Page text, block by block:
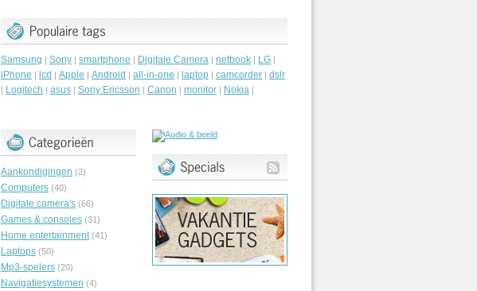
Samsung | Sony | smartphone | Digitale Camera | netbook | LG |
iPhone | lcd | Apple | Android | all-in-one | laptop | camcorder | dslr
| Logitech | asus | Sony Ericsson | Canon | monitor | Nokia |
Aankondigingen (2)
Computers (40)
Digitale camera's (66)
Games & consoles (31)
Home entertainment (41)
Laptops (50)
Mp3-spelers (20)
Navigatiesystemen (4)